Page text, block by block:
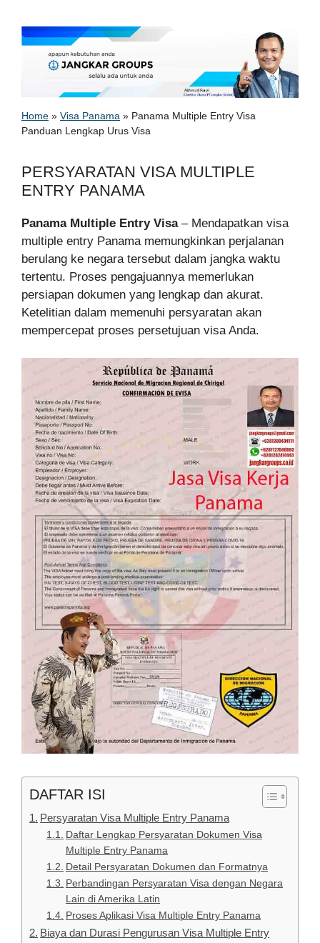
Home » Visa Panama » Panama Multiple Entry Visa
Panduan Lengkap Urus Visa
PERSYARATAN VISA MULTIPLE
ENTRY PANAMA
Panama Multiple Entry Visa– Mendapatkan visa
multiple entry Panama memungkinkan perjalanan
berulang ke negara tersebut dalam jangka waktu
tertentu. Proses pengajuannya memerlukan
persiapan dokumen yang lengkap dan akurat.
Ketelitian dalam memenuhi persyaratan akan
mempercepat proses persetujuan visa Anda.
DAFTAR ISI
Persyaratan Visa Multiple Entry Panama
Daftar Lengkap Persyaratan Dokumen Visa
Multiple Entry Panama
Detail Persyaratan Dokumen dan Formatnya
Perbandingan Persyaratan Visa dengan Negara
Lain di Amerika Latin
Proses Aplikasi Visa Multiple Entry Panama
Biaya dan Durasi Pengurusan Visa Multiple Entry